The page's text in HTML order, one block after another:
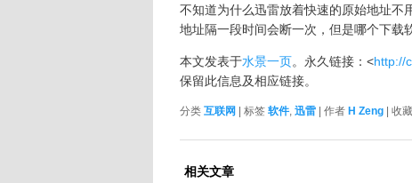
不知道为什么迅雷放着快速的原始地址不
地址隔一段时间会断一次，但是哪个下载
本文发表于水景一页。永久链接：<http://
保留此信息及相应链接。
分类 互联网 | 标签 软件, 迅雷 | 作者 H Zeng | 收藏
相关文章